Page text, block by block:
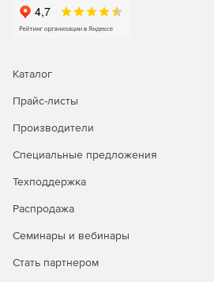
Пересчет сметы и акта из
Окно «Акт выполненных работ»
Задание общего процента
Графическое отображение
Дополнительные возможности
Каталог
Прайс-листы
Производители
Специальные предложения
Техподдержка
Распродажа
Семинары и вебинары
Стать партнером